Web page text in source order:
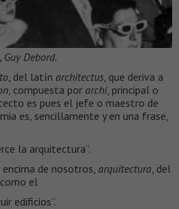
Debord.
, del latín architectus , que deriva a
, compuesta por archi, principal o
es pues el jefe o maestro de
es, sencillamente y en una frase,
la arquitectura”.
de nosotros, arquitectura , del
como el
edificios”.